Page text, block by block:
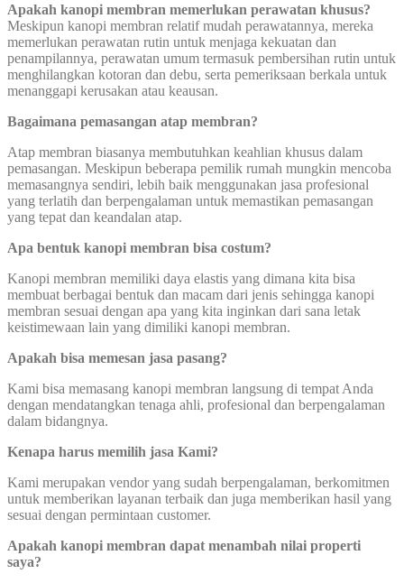
Apakah kanopi membran memerlukan perawatan khusus?
Meskipun kanopi membran relatif mudah perawatannya, mereka
memerlukan perawatan rutin untuk menjaga kekuatan dan
penampilannya, perawatan umum termasuk pembersihan rutin untuk
menghilangkan kotoran dan debu, serta pemeriksaan berkala untuk
menanggapi kerusakan atau keausan.
Bagaimana pemasangan atap membran?
Atap membran biasanya membutuhkan keahlian khusus dalam
pemasangan. Meskipun beberapa pemilik rumah mungkin mencoba
memasangnya sendiri, lebih baik menggunakan jasa profesional
yang terlatih dan berpengalaman untuk memastikan pemasangan
yang tepat dan keandalan atap.
Apa bentuk kanopi membran bisa costum?
Kanopi membran memiliki daya elastis yang dimana kita bisa
membuat berbagai bentuk dan macam dari jenis sehingga kanopi
membran sesuai dengan apa yang kita inginkan dari sana letak
keistimewaan lain yang dimiliki kanopi membran.
Apakah bisa memesan jasa pasang?
Kami bisa memasang kanopi membran langsung di tempat Anda
dengan mendatangkan tenaga ahli, profesional dan berpengalaman
dalam bidangnya.
Kenapa harus memilih jasa Kami?
Kami merupakan vendor yang sudah berpengalaman, berkomitmen
untuk memberikan layanan terbaik dan juga memberikan hasil yang
sesuai dengan permintaan customer.
Apakah kanopi membran dapat menambah nilai properti
saya?